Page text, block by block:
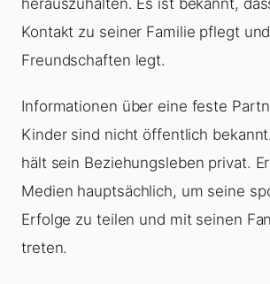
herauszuhalten. Es ist bekannt,
Kontakt zu seiner Familie pflegt
Freundschaften legt.
Informationen über eine feste
Kinder sind nicht öffentlich
hält sein Beziehungsleben privat.
Medien hauptsächlich, um seine
Erfolge zu teilen und mit seinen
treten.